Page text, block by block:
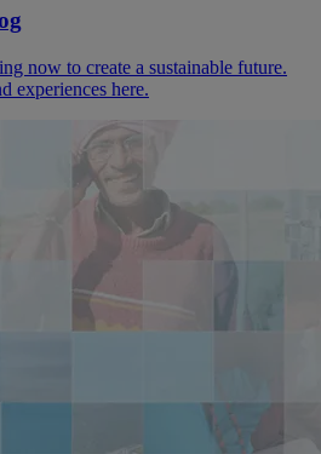
now to create a sustainable future.
experiences here.